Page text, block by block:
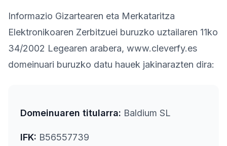
Informazio Gizartearen eta Merkataritza
Elektronikoaren Zerbitzuei buruzko uztailaren 11ko
34/2002 Legearen arabera, www.cleverfy.es
domeinuari buruzko datu hauek jakinarazten dira:
Domeinuaren titularra: Baldium SL
IFK: B56557739